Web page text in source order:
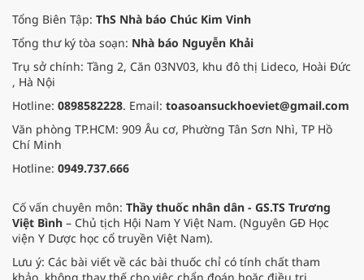
Tổng Biên Tập: ThS Nhà báo Chúc Kim Vinh
Tổng thư ký tòa soạn: Nhà báo Nguyễn Khải
Trụ sở chính: Tầng 2, Căn 03NV03, khu đô thị Lideco, Hoài Đức
, Hà Nội
Hotline: 0898582228. Email: toasoansuckhoeviet@gmail.com
Văn phòng TP.HCM: 909 Âu cơ, Phường Tân Sơn Nhì, TP Hồ
Chí Minh
Hotline: 0949.737.666
Cố vấn chuyên môn: Thầy thuốc nhân dân - GS.TS Trương
Việt Bình – Chủ tịch Hội Nam Y Việt Nam. (Nguyên GĐ Học
viện Y Dược học cổ truyền Việt Nam).
Lưu ý: Các bài viết về các bài thuốc chỉ có tính chất tham